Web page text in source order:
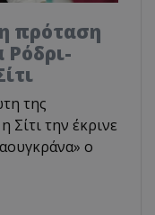
πρόταση
Ρόδρι-
της
Σίτι την έκρινε
ο